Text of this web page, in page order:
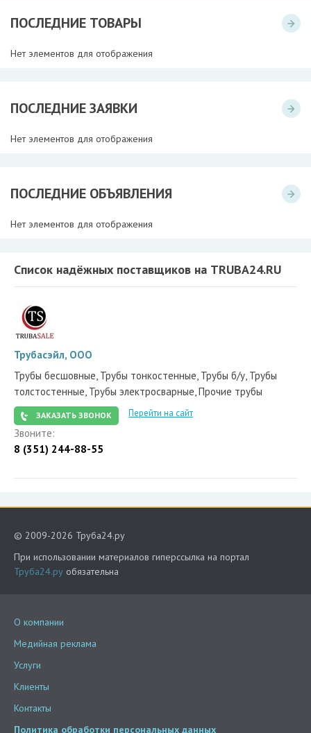
ПОСЛЕДНИЕ ТОВАРЫ
Нет элементов для отображения
ПОСЛЕДНИЕ ЗАЯВКИ
Нет элементов для отображения
ПОСЛЕДНИЕ ОБЪЯВЛЕНИЯ
Нет элементов для отображения
Список надёжных поставщиков на TRUBA24.RU
Трубасэйл, ООО
Трубы бесшовные, Трубы тонкостенные, Трубы б/у, Трубы
толстостенные, Трубы электросварные, Прочие трубы
ЗАКАЗАТЬ ЗВОНОК Перейти на сайт
Звоните:
8 (351) 244-88-55
© 2009-2026 Труба24.ру
При использовании материалов гиперссылка на портал
Труба24.ру обязательна
О компании
Медийная реклама
Услуги
Клиенты
Контакты
Политика обработки персональных данных